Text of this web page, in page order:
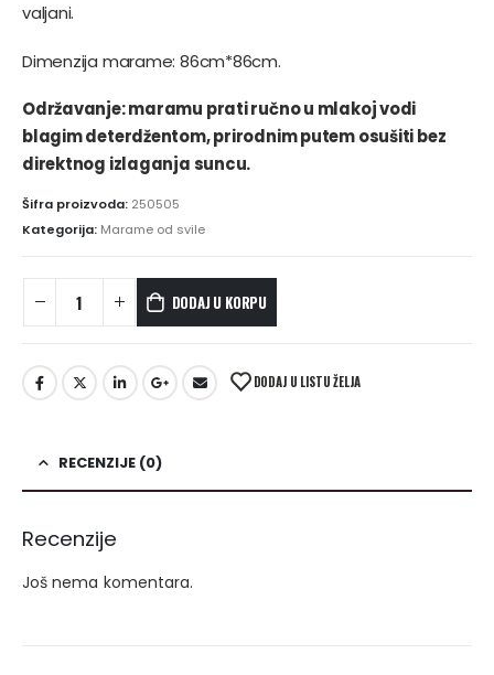
valjani.
Dimenzija marame: 86cm*86cm.
Održavanje: maramu prati ručno u mlakoj vodi
blagim deterdžentom, prirodnim putem osušiti bez
direktnog izlaganja suncu.
Šifra proizvoda: 250505
Kategorija: Marame od svile
DODAJ U KORPU
DODAJ U LISTU ŽELJA
RECENZIJE (0)
Recenzije
Još nema komentara.